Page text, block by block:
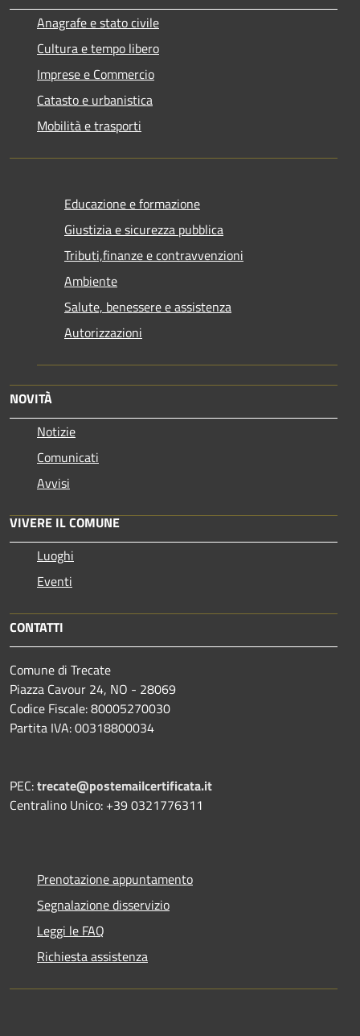
Anagrafe e stato civile
Cultura e tempo libero
Imprese e Commercio
Catasto e urbanistica
Mobilità e trasporti
Educazione e formazione
Giustizia e sicurezza pubblica
Tributi,finanze e contravvenzioni
Ambiente
Salute, benessere e assistenza
Autorizzazioni
NOVITÀ
Notizie
Comunicati
Avvisi
VIVERE IL COMUNE
Luoghi
Eventi
CONTATTI
Comune di Trecate
Piazza Cavour 24, NO - 28069
Codice Fiscale: 80005270030
Partita IVA: 00318800034
PEC:trecate@postemailcertificata.it
Centralino Unico: +39 0321776311
Prenotazione appuntamento
Segnalazione disservizio
Leggi le FAQ
Richiesta assistenza